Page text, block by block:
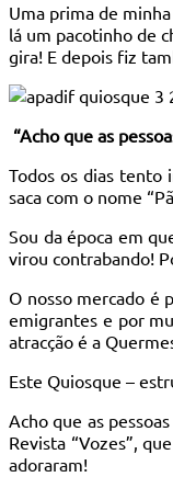
Uma prima de
lá um pacotinho de
gira! E depois fiz
“Acho que as
Todos os dias tento
saca com o nome
Sou da época em
virou contrabando!
O nosso mercado é
emigrantes e por
atracção é a
Este Quiosque –
Acho que as
Revista “Vozes”,
adoraram!